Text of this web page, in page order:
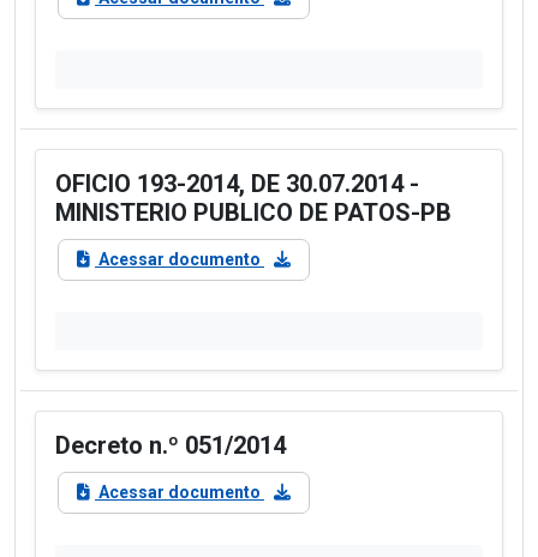
OFICIO 193-2014, DE 30.07.2014 -
MINISTERIO PUBLICO DE PATOS-PB
Acessar documento
Decreto n.º 051/2014
Acessar documento